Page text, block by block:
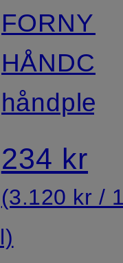
håndpleje
234 kr
(3.120 kr /